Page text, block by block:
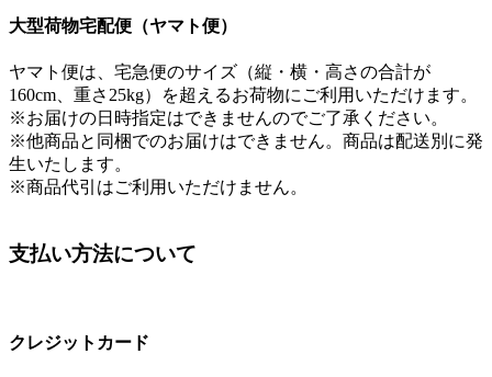
大型荷物宅配便（ヤマト便）
ヤマト便は、宅急便のサイズ（縦・横・高さの合計が
160cm、重さ25kg）を超えるお荷物にご利用いただけます。
※お届けの日時指定はできませんのでご了承ください。
※他商品と同梱でのお届けはできません。商品は配送別に発
生いたします。
※商品代引はご利用いただけません。
支払い方法について
クレジットカード